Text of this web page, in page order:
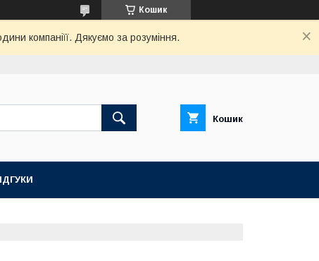
Кошик
компаніїї. Дякуємо за розуміння.
Кошик